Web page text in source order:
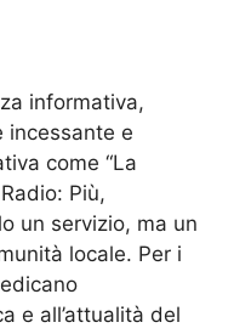
informativa,
incessante e
come “La
Più,
un servizio, ma un
locale. Per i
e all’attualità del